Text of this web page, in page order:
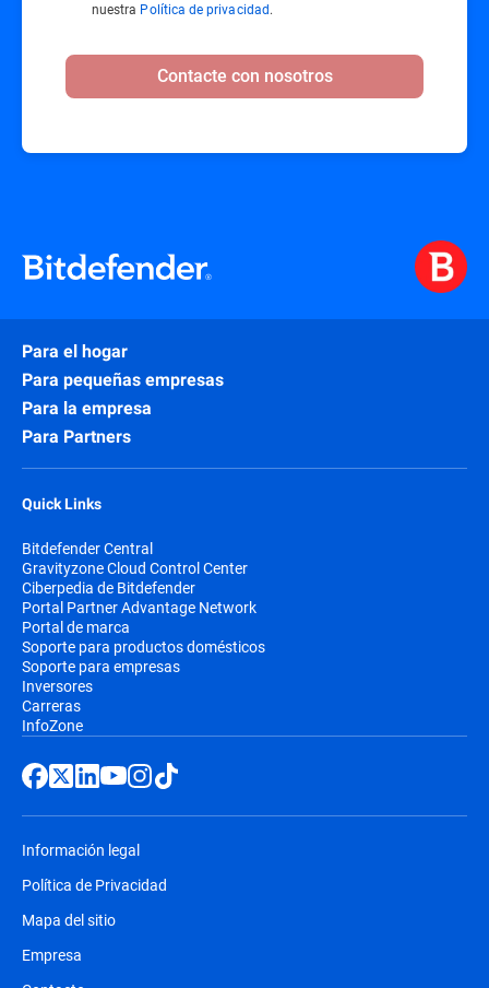
nuestra Política de privacidad.
Contacte con nosotros
Para el hogar
Para pequeñas empresas
Para la empresa
Para Partners
Quick Links
Bitdefender Central
Gravityzone Cloud Control Center
Ciberpedia de Bitdefender
Portal Partner Advantage Network
Portal de marca
Soporte para productos domésticos
Soporte para empresas
Inversores
Carreras
InfoZone
Información legal
Política de Privacidad
Mapa del sitio
Empresa